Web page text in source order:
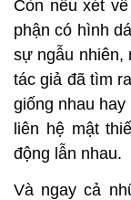
Còn nếu xét
phận có hình
sự ngẫu nhiên,
tác giả đã tìm
giống nhau
liên hệ mật
động lẫn nhau.
Và ngay cả